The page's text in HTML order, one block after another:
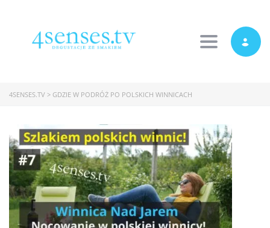
Toggle
4SENSES.TV > GDZIE W PODRÓŻ PO POLSKICH WINNICACH